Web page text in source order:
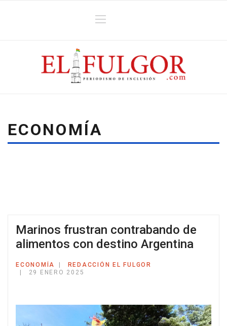
ECONOMÍA
Marinos frustran contrabando de
alimentos con destino Argentina
ECONOMÍA
REDACCIÓN EL FULGOR
29 ENERO 2025